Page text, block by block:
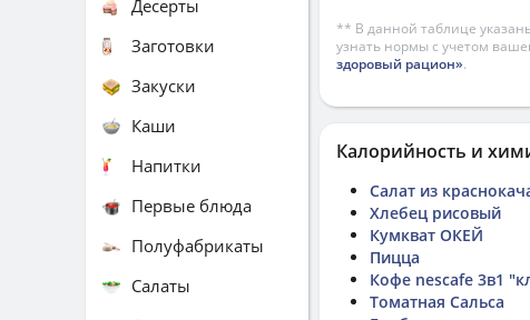
** В данной таблице
узнать нормы с учетом
здоровый рацион».
Калорийность и
Салат из
Хлебец рисовый
Кумкват ОКЕЙ
Пицца
Кофе nescafe 3в1
Томатная Сальса
Десерты
Заготовки
Закуски
Каши
Напитки
Первые блюда
Полуфабрикаты
Салаты